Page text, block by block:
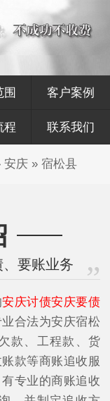
围 客户案例
程 联系我们
安庆» 宿松县
要账业务
安庆讨债安庆要债
业合法为安庆宿松
款、工程款、货
款等商账追收服
专业的商账追收